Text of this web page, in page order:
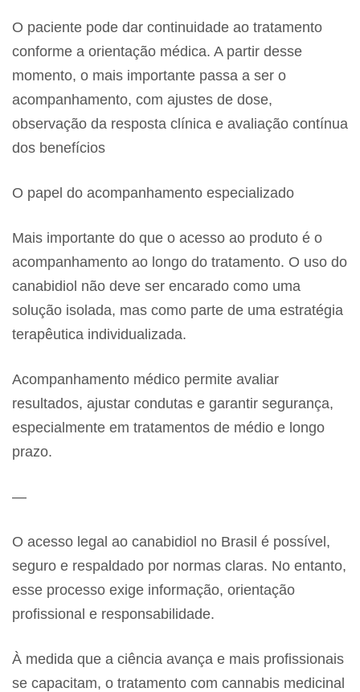
O paciente pode dar continuidade ao tratamento
conforme a orientação médica. A partir desse
momento, o mais importante passa a ser o
acompanhamento, com ajustes de dose,
observação da resposta clínica e avaliação contínua
dos benefícios
O papel do acompanhamento especializado
Mais importante do que o acesso ao produto é o
acompanhamento ao longo do tratamento. O uso do
canabidiol não deve ser encarado como uma
solução isolada, mas como parte de uma estratégia
terapêutica individualizada.
Acompanhamento médico permite avaliar
resultados, ajustar condutas e garantir segurança,
especialmente em tratamentos de médio e longo
prazo.
—
O acesso legal ao canabidiol no Brasil é possível,
seguro e respaldado por normas claras. No entanto,
esse processo exige informação, orientação
profissional e responsabilidade.
À medida que a ciência avança e mais profissionais
se capacitam, o tratamento com cannabis medicinal